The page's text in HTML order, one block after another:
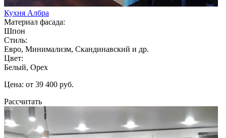
Кухня Албра
Материал фасада:
Шпон
Стиль:
Евро, Минимализм, Скандинавский и др.
Цвет:
Белый, Орех
Цена: от 39 400 руб.
Рассчитать